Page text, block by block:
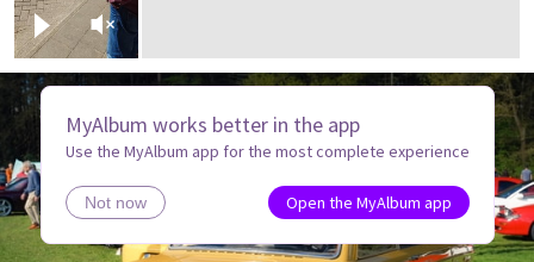
MyAlbum works better in the app
Use the MyAlbum app for the most complete experience
Not now Open the MyAlbum app